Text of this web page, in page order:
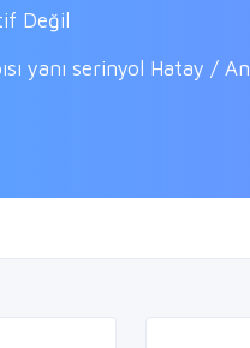
Değil
yanı serinyol Hatay /